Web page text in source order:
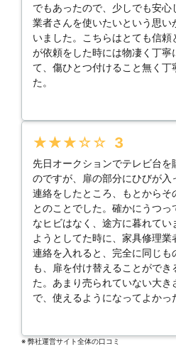
でもあったので、少しでも安
業者さんを使いたいという思い
いました。こちらはとても信
が依頼をした時には物凄く丁寧
て、傷ひとつ付けること無く丁
た。
★★★★★ 3
先日オークションでテレビ台を
のですが、扉の部分にひびが入
連絡をしたところ、もとからそ
とのことでした。確かにうつっ
なヒビはなく、途方に暮れて
ようとしてた時に、家具修理業
連絡を入れると、完全に同じも
も、扉を付け替えることができ
た。あまり売られていない大
で、使えるようになってよかっ
※ 弊社運営サイト全体の⼝コミ